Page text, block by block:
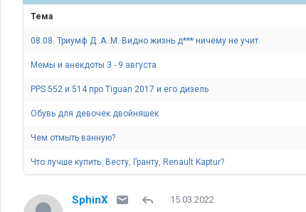
Тема
08.08. Триумф Д..А..М. Видно жизнь д*** ничему не учит.
Мемы и анекдоты 3 - 9 августа
PPS 552 и 514 про Tiguan 2017 и его дизель
Обувь для девочек двойняшек
Чем отмыть ванную
Что лучше купить: Весту, Гранту, Renault Kaptur
SphinX 15.03.2022